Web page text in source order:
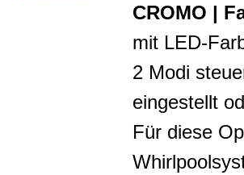
CROMO |
mit LED-
2 Modi
eingestellt
Für diese